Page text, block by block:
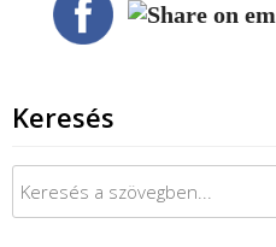
Keresés
Keresés: